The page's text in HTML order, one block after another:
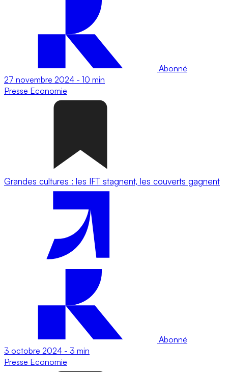
Abonné
27 novembre 2024 - 10 min
Presse Economie
Grandes cultures : les IFT stagnent, les couverts gagnent
Abonné
3 octobre 2024 - 3 min
Presse Economie